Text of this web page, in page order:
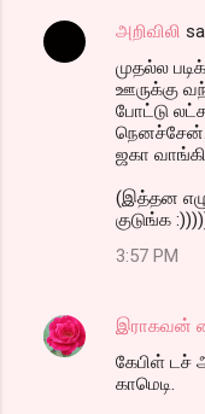
அறிவிலி
முதல்ல
ஊருக்கு
போட்டு
ஜகா
(இத்தன
குடுங்க
3:57 PM
இராகவன்
கேபிள் டச்
காமெடி.